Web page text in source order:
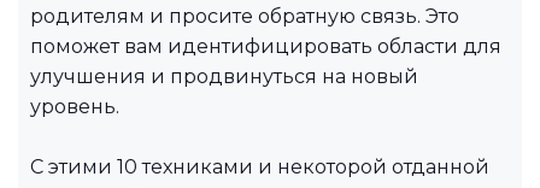
родителям и просите обратную связь. Это
поможет вам идентифицировать области для
улучшения и продвинуться на новый
уровень.
С этими 10 техниками и некоторой отданной